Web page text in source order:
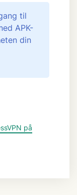
til
APK-
din
på